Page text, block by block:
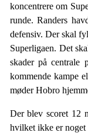
koncentrere om
runde. Randers
defensiv. Der skal
Superligaen. Det
skader på centrale
kommende kampe
møder Hobro
Der blev scoret 12
hvilket ikke er noget